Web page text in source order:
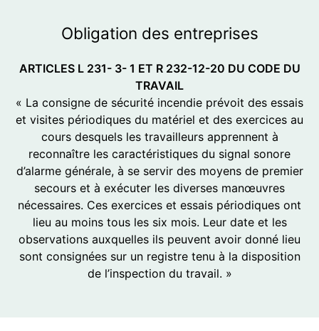
Obligation des entreprises
ARTICLES L 231- 3- 1 ET R 232-12-20 DU CODE DU
TRAVAIL
« La consigne de sécurité incendie prévoit des essais
et visites périodiques du matériel et des exercices au
cours desquels les travailleurs apprennent à
reconnaître les caractéristiques du signal sonore
d’alarme générale, à se servir des moyens de premier
secours et à exécuter les diverses manœuvres
nécessaires. Ces exercices et essais périodiques ont
lieu au moins tous les six mois. Leur date et les
observations auxquelles ils peuvent avoir donné lieu
sont consignées sur un registre tenu à la disposition
de l’inspection du travail. »